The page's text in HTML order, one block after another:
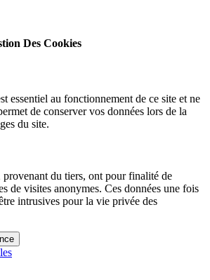
Des Cookies
essentiel au fonctionnement de ce site et ne
de conserver vos données lors de la
du site.
du tiers, ont pour finalité de
de visites anonymes. Ces données une fois
intrusives pour la vie privée des